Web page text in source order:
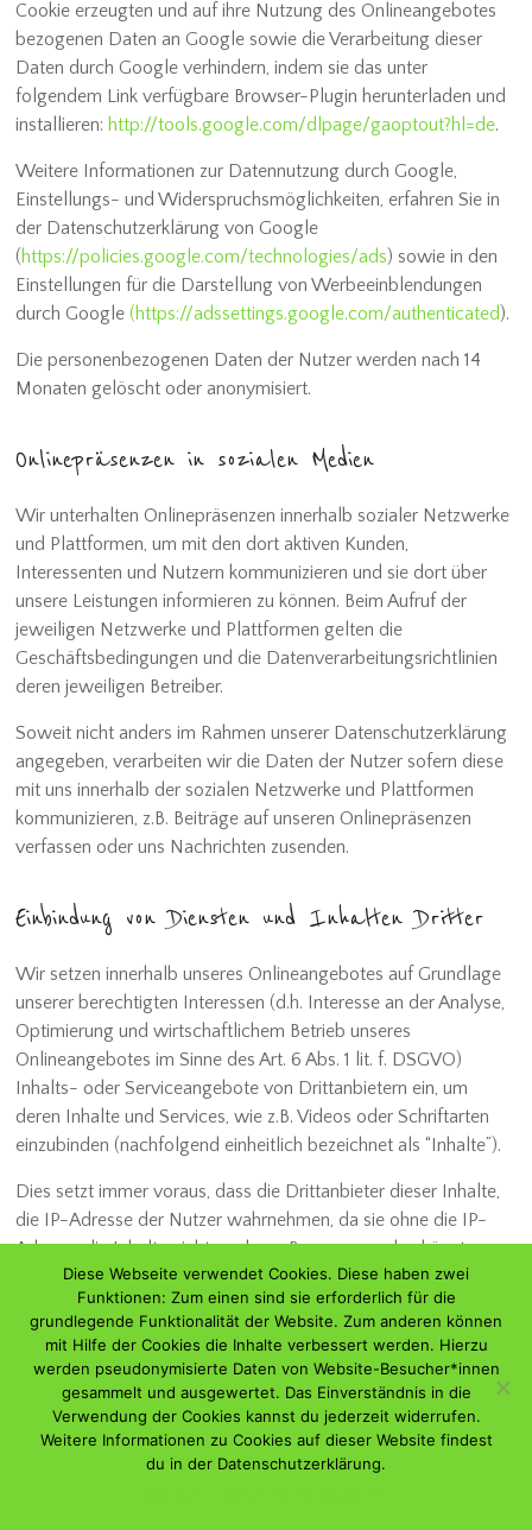
Cookie erzeugten und auf ihre Nutzung des Onlineangebotes
bezogenen Daten an Google sowie die Verarbeitung dieser
Daten durch Google verhindern, indem sie das unter
folgendem Link verfügbare Browser-Plugin herunterladen und
installieren: http://tools.google.com/dlpage/gaoptout?hl=de.
Weitere Informationen zur Datennutzung durch Google,
Einstellungs- und Widerspruchsmöglichkeiten, erfahren Sie in
der Datenschutzerklärung von Google
(https://policies.google.com/technologies/ads) sowie in den
Einstellungen für die Darstellung von Werbeeinblendungen
durch Google(https://adssettings.google.com/authenticated).
Die personenbezogenen Daten der Nutzer werden nach 14
Monaten gelöscht oder anonymisiert.
Onlinepräsenzen in sozialen Medien
Wir unterhalten Onlinepräsenzen innerhalb sozialer Netzwerke
und Plattformen, um mit den dort aktiven Kunden,
Interessenten und Nutzern kommunizieren und sie dort über
unsere Leistungen informieren zu können. Beim Aufruf der
jeweiligen Netzwerke und Plattformen gelten die
Geschäftsbedingungen und die Datenverarbeitungsrichtlinien
deren jeweiligen Betreiber.
Soweit nicht anders im Rahmen unserer Datenschutzerklärung
angegeben, verarbeiten wir die Daten der Nutzer sofern diese
mit uns innerhalb der sozialen Netzwerke und Plattformen
kommunizieren, z.B. Beiträge auf unseren Onlinepräsenzen
verfassen oder uns Nachrichten zusenden.
Einbindung von Diensten und Inhalten Dritter
Wir setzen innerhalb unseres Onlineangebotes auf Grundlage
unserer berechtigten Interessen (d.h. Interesse an der Analyse,
Optimierung und wirtschaftlichem Betrieb unseres
Onlineangebotes im Sinne des Art. 6 Abs. 1 lit. f. DSGVO)
Inhalts- oder Serviceangebote von Drittanbietern ein, um
deren Inhalte und Services, wie z.B. Videos oder Schriftarten
einzubinden (nachfolgend einheitlich bezeichnet als “Inhalte”).
Dies setzt immer voraus, dass die Drittanbieter dieser Inhalte,
die IP-Adresse der Nutzer wahrnehmen, da sie ohne die IP-
Adresse die Inhalte nicht an deren Browser senden könnten.
Die IP-Adresse ist damit für die Darstellung dieser Inhalte
erforderlich. Wir bemühen uns nur solche Inhalte zu
verwenden, deren jeweilige Anbieter die IP-Adresse lediglich
zur Auslieferung der Inhalte verwenden. Drittanbieter können
ferner so genannte Pixel-Tags (unsichtbare Grafiken, auch als
„Web Beacons“ bezeichnet) für statistische oder
Marketingzwecke verwenden. Durch die „Pixel-Tags“ können
Informationen, wie der Besucherverkehr auf den Seiten dieser
Diese Webseite verwendet Cookies. Diese haben zwei
Funktionen: Zum einen sind sie erforderlich für die
grundlegende Funktionalität der Website. Zum anderen können
mit Hilfe der Cookies die Inhalte verbessert werden. Hierzu
werden pseudonymisierte Daten von Website-Besucher*innen
gesammelt und ausgewertet. Das Einverständnis in die
Verwendung der Cookies kannst du jederzeit widerrufen.
Weitere Informationen zu Cookies auf dieser Website findest
du in der Datenschutzerklärung.